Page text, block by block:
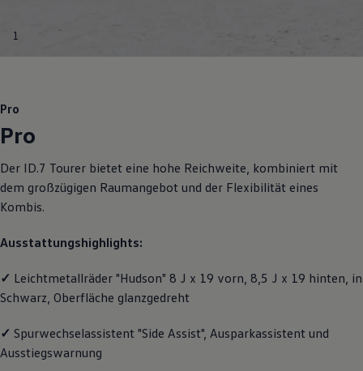
Economy Service
Wallbox und Ladekabel
Digitale Extras
Updates für Software, Karten und Radio
Vorgängermodelle
Kundeninformationen
Volkswagen Kundenbetreuung
Assistenzsysteme
Digitale Betriebsanleitung
Live Beratung
1
Pro
Pro
Der ID.7 Tourer bietet eine hohe Reichweite, kombiniert mit
dem großzügigen Raumangebot und der Flexibilität eines
Kombis.
Ausstattungshighlights:
✓ Leichtmetallräder "Hudson" 8 J x 19 vorn, 8,5 J x 19 hinten, in
Schwarz, Oberfläche glanzgedreht
✓ Spurwechselassistent "Side Assist", Ausparkassistent und
Ausstiegswarnung